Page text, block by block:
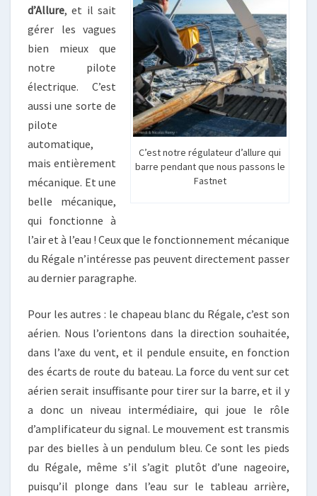
C’est notre régulateur d’allure qui
barre pendant que nous passons le
Fastnet
d’Allure, et il sait
gérer les vagues
bien mieux que
notre pilote
électrique. C’est
aussi une sorte de
pilote
automatique,
mais entièrement
mécanique. Et une
belle mécanique,
qui fonctionne à
l’air et à l’eau ! Ceux que le fonctionnement mécanique
du Régale n’intéresse pas peuvent directement passer
au dernier paragraphe.
Pour les autres : le chapeau blanc du Régale, c’est son
aérien. Nous l’orientons dans la direction souhaitée,
dans l’axe du vent, et il pendule ensuite, en fonction
des écarts de route du bateau. La force du vent sur cet
aérien serait insuffisante pour tirer sur la barre, et il y
a donc un niveau intermédiaire, qui joue le rôle
d’amplificateur du signal. Le mouvement est transmis
par des bielles à un pendulum bleu. Ce sont les pieds
du Régale, même s’il s’agit plutôt d’une nageoire,
puisqu’il plonge dans l’eau sur le tableau arrière,